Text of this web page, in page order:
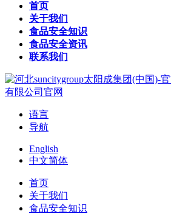
首页
关于我们
食品安全知识
食品安全资讯
联系我们
语言
导航
English
中文简体
首页
关于我们
食品安全知识